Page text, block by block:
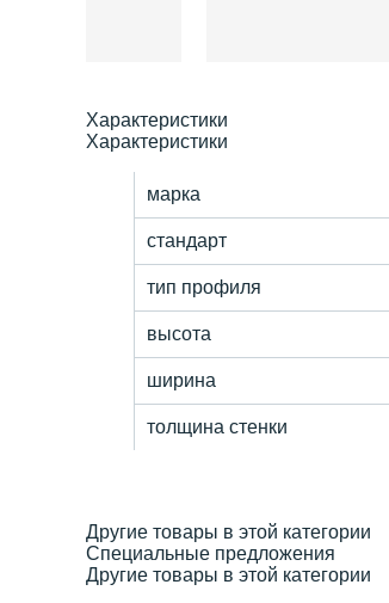
Характеристики
Характеристики
марка
стандарт
тип профиля
высота
ширина
толщина стенки
Другие товары в этой категории
Специальные предложения
Другие товары в этой категории